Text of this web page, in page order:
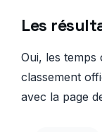
Les
Oui, les temps
classement
avec la page